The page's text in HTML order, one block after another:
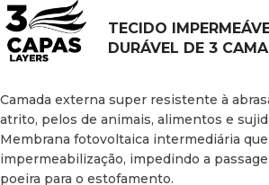
TECIDO
DURÁVEL DE 3
Camada externa super resistente à
atrito, pelos de animais, alimentos e
Membrana fotovoltaica intermediária
impermeabilização, impedindo a
poeira para o estofamento.